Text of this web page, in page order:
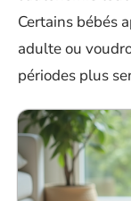
Certains bébés
adulte ou
périodes plus